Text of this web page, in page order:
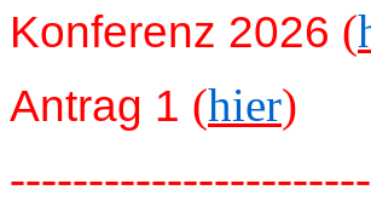
Konferenz 2026 (
Antrag 1 (hier)